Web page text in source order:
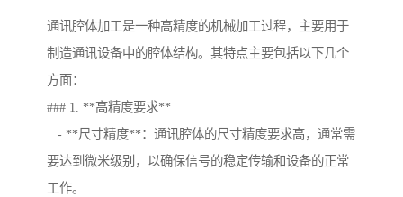
通讯腔体加工是一种高精度的机械加工过程，主要用于
制造通讯设备中的腔体结构。其特点主要包括以下几个
方面：
### 1. **高精度要求**
- **尺寸精度**：通讯腔体的尺寸精度要求高，通常需
要达到微米级别，以确保信号的稳定传输和设备的正常
工作。